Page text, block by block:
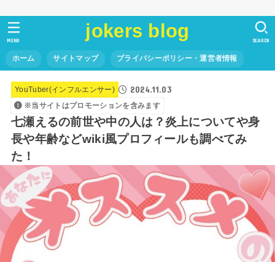
jokers blog
ホーム サイトマップ プライバシーポリシー・運営者情報
SEARCH
MENU
YouTuber(インフルエンサー) 2024.11.03
※当サイトはプロモーションを含みます
七瀬えるの前世や中の人は？炎上についてや身
長や年齢などwiki風プロフィールも調べてみ
た！